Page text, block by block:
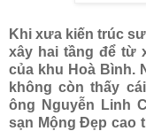
Khi xưa kiến trúc
xây hai tầng để từ
của khu Hoà Bình.
không còn thấy
ông Nguyễn Linh
sạn Mộng Đẹp cao